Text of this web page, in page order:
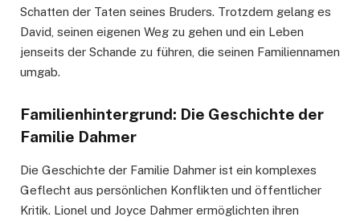
Schatten der Taten seines Bruders. Trotzdem gelang es
David, seinen eigenen Weg zu gehen und ein Leben
jenseits der Schande zu führen, die seinen Familiennamen
umgab.
Familienhintergrund: Die Geschichte der
Familie Dahmer
Die Geschichte der Familie Dahmer ist ein komplexes
Geflecht aus persönlichen Konflikten und öffentlicher
Kritik. Lionel und Joyce Dahmer ermöglichten ihren